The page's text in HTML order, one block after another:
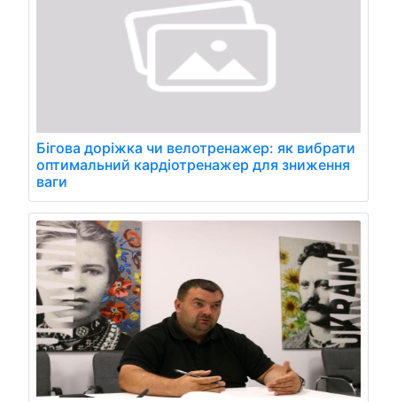
Бігова доріжка чи велотренажер: як вибрати
оптимальний кардіотренажер для зниження
ваги